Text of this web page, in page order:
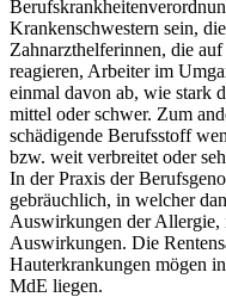
Krankenschwestern sein,
Zahnarzthelferinnen, die
reagieren, Arbeiter im
einmal davon ab, wie stark
mittel oder schwer. Zum
schädigende Berufsstoff
bzw. weit verbreitet oder
In der Praxis der
gebräuchlich, in welcher
Auswirkungen der Allergie,
Auswirkungen. Die
Hauterkrankungen mögen
MdE liegen.